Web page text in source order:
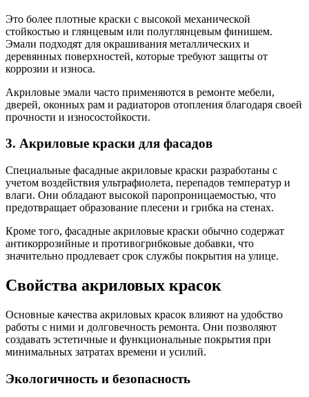
Это более плотные краски с высокой механической
стойкостью и глянцевым или полуглянцевым финишем.
Эмали подходят для окрашивания металлических и
деревянных поверхностей, которые требуют защиты от
коррозии и износа.
Акриловые эмали часто применяются в ремонте мебели,
дверей, оконных рам и радиаторов отопления благодаря своей
прочности и износостойкости.
3. Акриловые краски для фасадов
Специальные фасадные акриловые краски разработаны с
учетом воздействия ультрафиолета, перепадов температур и
влаги. Они обладают высокой паропроницаемостью, что
предотвращает образование плесени и грибка на стенах.
Кроме того, фасадные акриловые краски обычно содержат
антикоррозийные и противогрибковые добавки, что
значительно продлевает срок службы покрытия на улице.
Свойства акриловых красок
Основные качества акриловых красок влияют на удобство
работы с ними и долговечность ремонта. Они позволяют
создавать эстетичные и функциональные покрытия при
минимальных затратах времени и усилий.
Экологичность и безопасность